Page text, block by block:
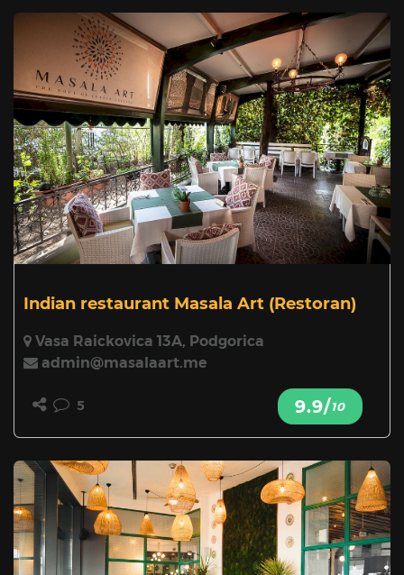
Indian restaurant Masala Art (Restoran)
Vasa Raickovica 13A, Podgorica
admin@masalaart.me
5 9.9/10